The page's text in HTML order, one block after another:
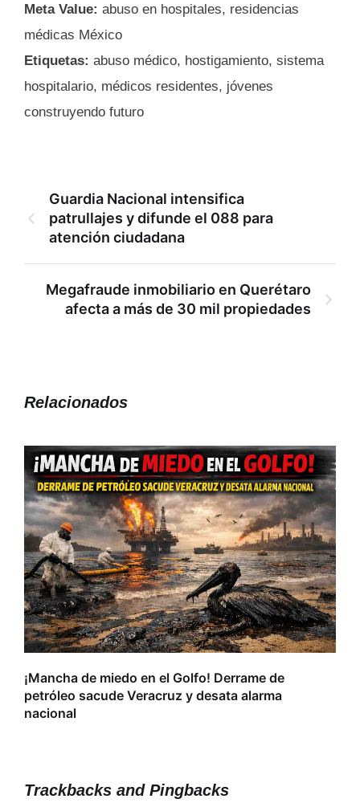
Meta Value: abuso en hospitales, residencias
médicas México
Etiquetas: abuso médico, hostigamiento, sistema
hospitalario, médicos residentes, jóvenes
construyendo futuro
Guardia Nacional intensifica
patrullajes y difunde el 088 para
atención ciudadana
Megafraude inmobiliario en Querétaro
afecta a más de 30 mil propiedades
Relacionados
¡Mancha de miedo en el Golfo! Derrame de
petróleo sacude Veracruz y desata alarma
nacional
Trackbacks and Pingbacks